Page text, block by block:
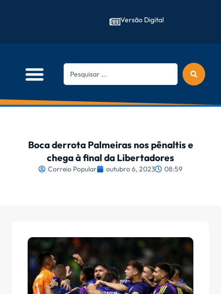
Versão Digital
Boca derrota Palmeiras nos pênaltis e
chega à final da Libertadores
Correio Popular outubro 6, 2023 08:59